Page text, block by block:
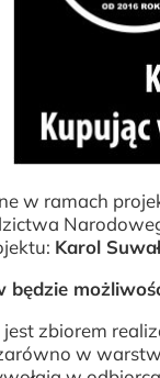
w ramach
Karol
będzie
zbiorem
w